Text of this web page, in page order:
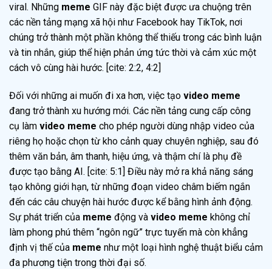
viral. Những meme GIF này đặc biệt được ưa chuộng trên
các nền tảng mạng xã hội như Facebook hay TikTok, nơi
chúng trở thành một phần không thể thiếu trong các bình luận
và tin nhắn, giúp thể hiện phản ứng tức thời và cảm xúc một
cách vô cùng hài hước. [cite: 2:2, 4:2]
Đối với những ai muốn đi xa hơn, việc tạo video meme
đang trở thành xu hướng mới. Các nền tảng cung cấp công
cụ làm video meme cho phép người dùng nhập video của
riêng họ hoặc chọn từ kho cảnh quay chuyên nghiệp, sau đó
thêm văn bản, âm thanh, hiệu ứng, và thậm chí là phụ đề
được tạo bằng AI. [cite: 5:1] Điều này mở ra khả năng sáng
tạo không giới hạn, từ những đoạn video châm biếm ngắn
đến các câu chuyện hài hước được kể bằng hình ảnh động.
Sự phát triển của meme động và video meme không chỉ
làm phong phú thêm “ngôn ngữ” trực tuyến mà còn khẳng
định vị thế của meme như một loại hình nghệ thuật biểu cảm
đa phương tiện trong thời đại số.